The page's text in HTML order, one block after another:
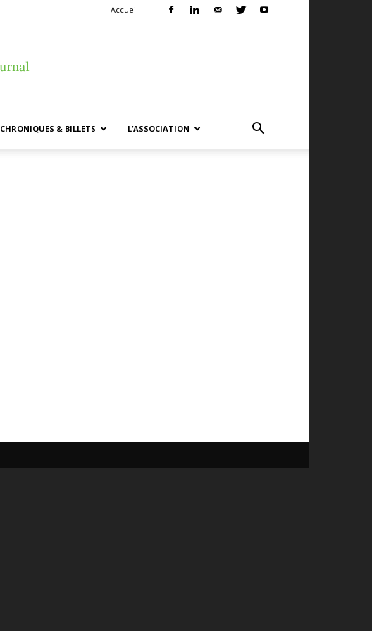
Accueil
CHRONIQUES & BILLETS L’ASSOCIATION